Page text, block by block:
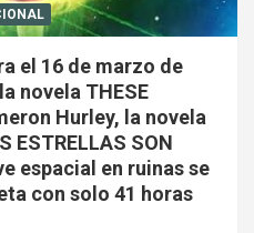
el 16 de marzo de
novela THESE
Hurley, la novela
ESTRELLAS SON
espacial en ruinas se
con solo 41 horas